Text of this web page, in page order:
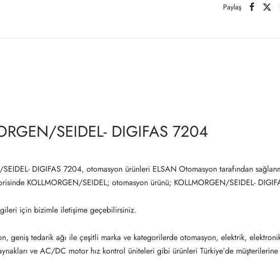
Paylaş
SEIDEL- DIGIFAS 7204
DIGIFAS 7204, otomasyon ürünleri ELSAN Otomasyon tarafından
KOLLMORGEN/SEIDEL; otomasyon ürünü; KOLLMORGEN/SEIDEL-
için bizimle iletişime geçebilirsiniz.
geniş tedarik ağı ile çeşitli marka ve kategorilerde otomasyon, elektrik,
ve AC/DC motor hız kontrol üniteleri gibi ürünleri Türkiye’de müşterilerine